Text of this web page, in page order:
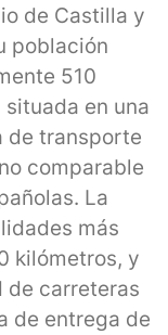
de Castilla y
población
510
en una
de transporte
comparable
La
más
kilómetros, y
de carreteras
de entrega de